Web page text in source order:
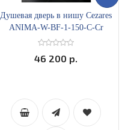
Душевая дверь в нишу Cezares
ANIMA-W-BF-1-150-C-Cr
раздвижная прозрачное стекло
46 200 р.